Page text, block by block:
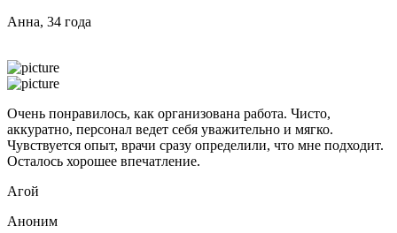
Анна, 34 года
Очень понравилось, как организована работа. Чисто,
аккуратно, персонал ведет себя уважительно и мягко.
Чувствуется опыт, врачи сразу определили, что мне подходит.
Осталось хорошее впечатление.
Агой
Аноним